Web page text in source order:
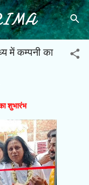
में कम्पनी का
शुभारंभ